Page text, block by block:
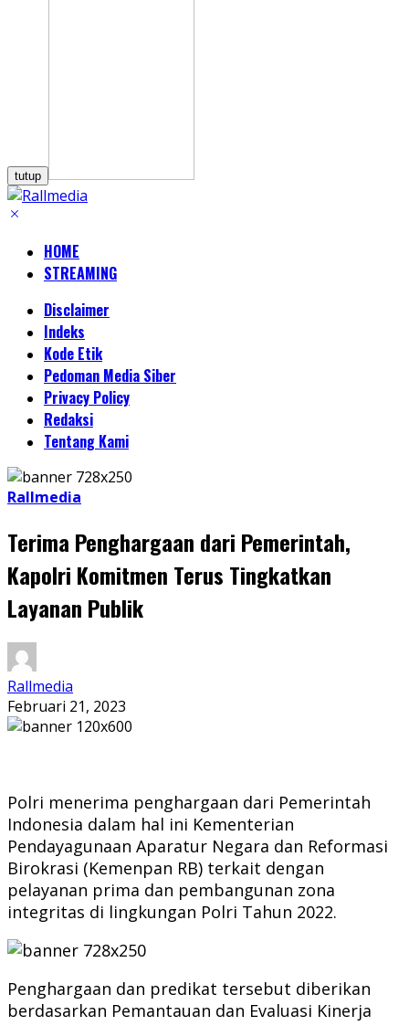
tutup
HOME
STREAMING
Disclaimer
Indeks
Kode Etik
Pedoman Media Siber
Privacy Policy
Redaksi
Tentang Kami
Rallmedia
Terima Penghargaan dari Pemerintah,
Kapolri Komitmen Terus Tingkatkan
Layanan Publik
Rallmedia
Februari 21, 2023
Polri menerima penghargaan dari Pemerintah
Indonesia dalam hal ini Kementerian
Pendayagunaan Aparatur Negara dan Reformasi
Birokrasi (Kemenpan RB) terkait dengan
pelayanan prima dan pembangunan zona
integritas di lingkungan Polri Tahun 2022.
Penghargaan dan predikat tersebut diberikan
berdasarkan Pemantauan dan Evaluasi Kinerja